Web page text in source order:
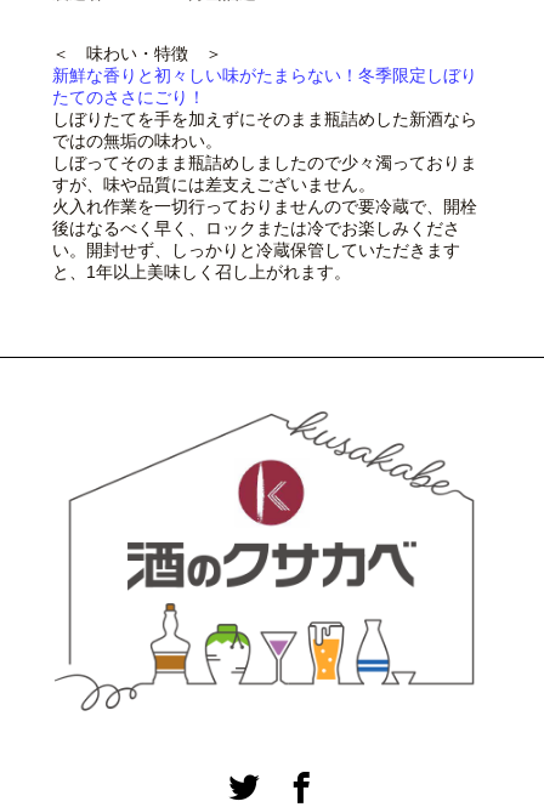
＜ 味わい・特徴 ＞
新鮮な香りと初々しい味がたまらない！冬季限定しぼり
たてのささにごり！
しぼりたてを手を加えずにそのまま瓶詰めした新酒なら
ではの無垢の味わい。
しぼってそのまま瓶詰めしましたので少々濁っておりま
すが、味や品質には差支えございません。
火入れ作業を一切行っておりませんので要冷蔵で、開栓
後はなるべく早く、ロックまたは冷でお楽しみくださ
い。開封せず、しっかりと冷蔵保管していただきます
と、1年以上美味しく召し上がれます。